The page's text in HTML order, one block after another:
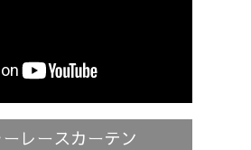
レースカーテン